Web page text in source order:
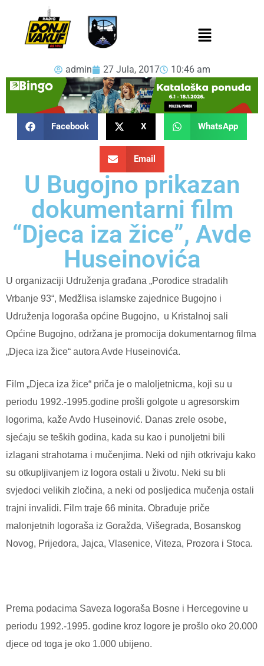
admin 27 Jula, 2017 10:46 am
Facebook X WhatsApp
Email
U Bugojno prikazan
dokumentarni film
“Djeca iza žice”, Avde
Huseinovića
U organizaciji Udruženja građana „Porodice stradalih
Vrbanje 93“, Medžlisa islamske zajednice Bugojno i
Udruženja logoraša općine Bugojno, u Kristalnoj sali
Općine Bugojno, održana je promocija dokumentarnog filma
„Djeca iza žice“ autora Avde Huseinovića.
Film „Djeca iza žice“ priča je o maloljetnicma, koji su u
periodu 1992.-1995.godine prošli golgote u agresorskim
logorima, kaže Avdo Huseinović. Danas zrele osobe,
sjećaju se teških godina, kada su kao i punoljetni bili
izlagani strahotama i mučenjima. Neki od njih otkrivaju kako
su otkupljivanjem iz logora ostali u životu. Neki su bli
svjedoci velikih zločina, a neki od posljedica mučenja ostali
trajni invalidi. Film traje 66 minita. Obrađuje priče
malonjetnih logoraša iz Goražda, Višegrada, Bosanskog
Novog, Prijedora, Jajca, Vlasenice, Viteza, Prozora i Stoca.
Prema podacima Saveza logoraša Bosne i Hercegovine u
periodu 1992.-1995. godine kroz logore je prošlo oko 20.000
djece od toga je oko 1.000 ubijeno.